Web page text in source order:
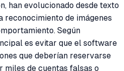
han evolucionado desde texto
reconocimiento de imágenes
Según
es evitar que el software
que deberían reservarse
miles de cuentas falsas o